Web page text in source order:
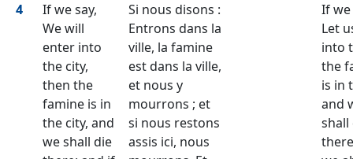
4
If we say,
We will
enter into
the city,
then the
famine is in
the city, and
we shall die
Si nous disons :
Entrons dans la
ville, la famine
est dans la ville,
et nous y
mourrons ; et
si nous restons
assis ici, nous
If we
Let
into
the
is in
and
shall